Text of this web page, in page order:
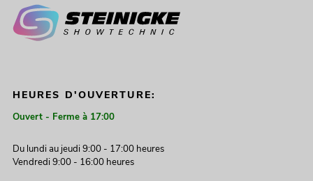
HEURES D'OUVERTURE:
Ouvert - Ferme à 17:00
Du lundi au jeudi 9:00 - 17:00 heures
Vendredi 9:00 - 16:00 heures